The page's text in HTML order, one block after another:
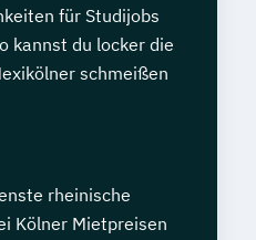
für Studijobs
kannst du locker die
schmeißen
rheinische
Kölner Mietpreisen